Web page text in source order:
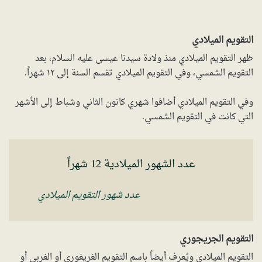
التقويم الميلادي
ظهر التقويم الميلادي منذ ولادة سيدنا عيسى عليه السلام، بعد
التقويم الشمسي، وفي التقويم الميلادي تقسم السنة إلى ١٢ شهراً.
وفي التقويم الميلادي أضافوا شهري كانون الثاني وشباط إلى الأشهر
التي كانت في التقويم الشمسي.
عدد الشهور الميلادية 12 شهراً
عدد شهور التقويم الميلادي
التقويم الجريجوري
التقويم الميلادي ويُعرف أيضاً باسم التقويم الغريغوري أو الغربي أو